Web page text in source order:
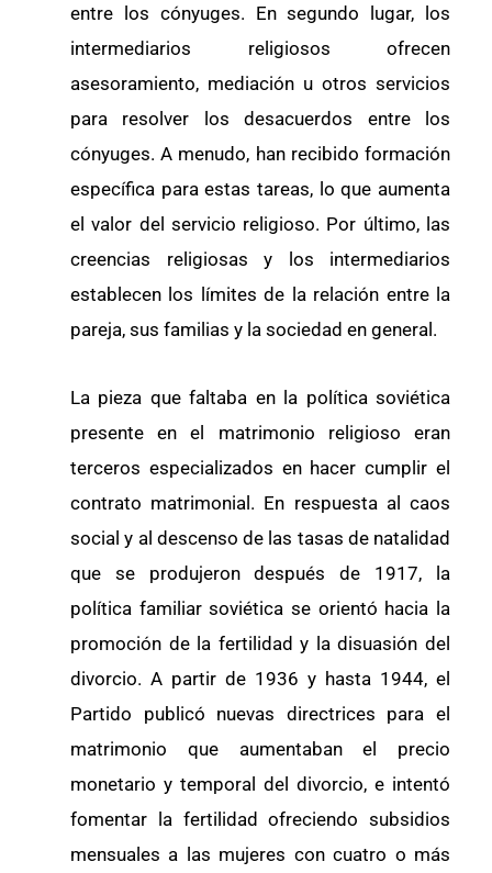
entre los cónyuges. En segundo lugar, los
intermediarios religiosos ofrecen
asesoramiento, mediación u otros servicios
para resolver los desacuerdos entre los
cónyuges. A menudo, han recibido formación
específica para estas tareas, lo que aumenta
el valor del servicio religioso. Por último, las
creencias religiosas y los intermediarios
establecen los límites de la relación entre la
pareja, sus familias y la sociedad en general.
La pieza que faltaba en la política soviética
presente en el matrimonio religioso eran
terceros especializados en hacer cumplir el
contrato matrimonial. En respuesta al caos
social y al descenso de las tasas de natalidad
que se produjeron después de 1917, la
política familiar soviética se orientó hacia la
promoción de la fertilidad y la disuasión del
divorcio. A partir de 1936 y hasta 1944, el
Partido publicó nuevas directrices para el
matrimonio que aumentaban el precio
monetario y temporal del divorcio, e intentó
fomentar la fertilidad ofreciendo subsidios
mensuales a las mujeres con cuatro o más